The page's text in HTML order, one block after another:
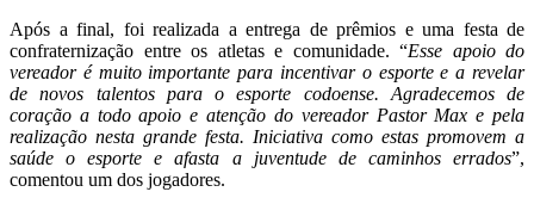
Após a final, foi realizada a entrega de prêmios e uma festa de
confraternização entre os atletas e comunidade. “Esse apoio do
vereador é muito importante para incentivar o esporte e a revelar
de novos talentos para o esporte codoense. Agradecemos de
coração a todo apoio e atenção do vereador Pastor Max e pela
realização nesta grande festa. Iniciativa como estas promovem a
saúde o esporte e afasta a juventude de caminhos errados”,
comentou um dos jogadores.